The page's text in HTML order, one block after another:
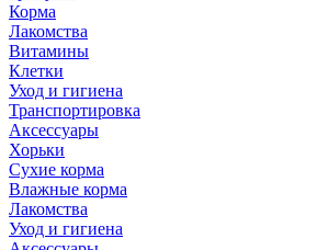
Корма
Лакомства
Витамины
Клетки
Уход и гигиена
Транспортировка
Аксессуары
Хорьки
Сухие корма
Влажные корма
Лакомства
Уход и гигиена